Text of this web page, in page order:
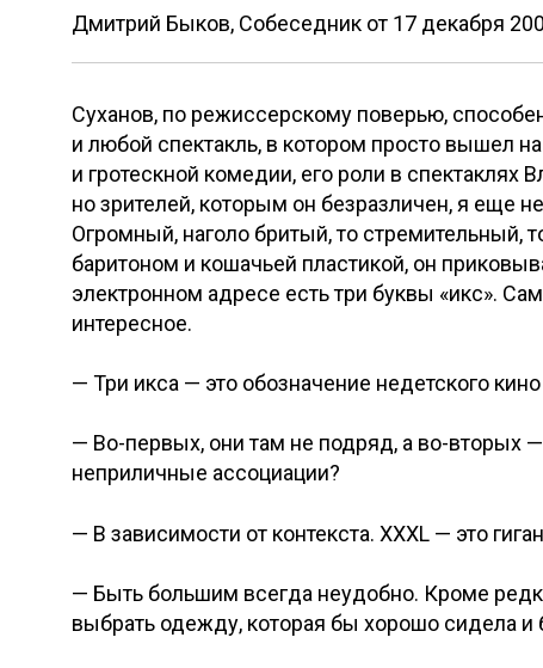
Дмитрий Быков, Собеседник от 17 декабря
Суханов, по режиссерскому поверью,
и любой спектакль, в котором просто вышел
и гротескной комедии, его роли в
но зрителей, которым он безразличен, я еще
Огромный, наголо бритый, то стремительный,
баритоном и кошачьей пластикой, он
электронном адресе есть три буквы «икс».
интересное.
— Три икса — это обозначение недетского
— Во-первых, они там не подряд, а во-вторых
неприличные ассоциации?
— В зависимости от контекста. XXXL — это
— Быть большим всегда неудобно. Кроме
выбрать одежду, которая бы хорошо сидела и